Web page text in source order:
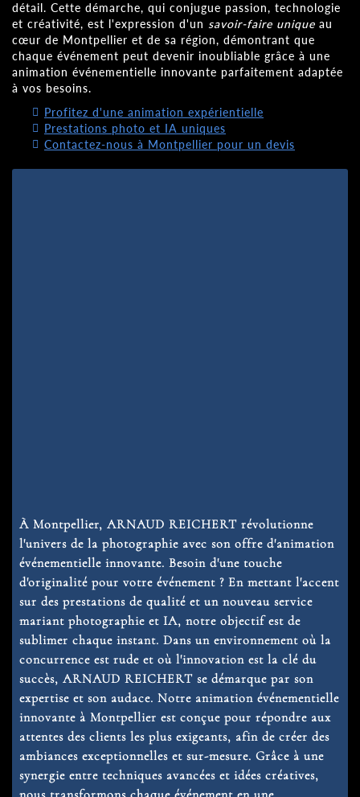
détail. Cette démarche, qui conjugue passion, technologie
et créativité, est l'expression d'un savoir-faire unique au
cœur de Montpellier et de sa région, démontrant que
chaque événement peut devenir inoubliable grâce à une
animation événementielle innovante parfaitement adaptée
à vos besoins.
Profitez d'une animation expérientielle
Prestations photo et IA uniques
Contactez-nous à Montpellier pour un devis
À Montpellier, ARNAUD REICHERT révolutionne
l'univers de la photographie avec son offre d'animation
événementielle innovante. Besoin d'une touche
d'originalité pour votre événement ? En mettant l'accent
sur des prestations de qualité et un nouveau service
mariant photographie et IA, notre objectif est de
sublimer chaque instant. Dans un environnement où la
concurrence est rude et où l'innovation est la clé du
succès, ARNAUD REICHERT se démarque par son
expertise et son audace. Notre animation événementielle
innovante à Montpellier est conçue pour répondre aux
attentes des clients les plus exigeants, afin de créer des
ambiances exceptionnelles et sur-mesure. Grâce à une
synergie entre techniques avancées et idées créatives,